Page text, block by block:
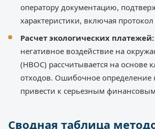
оператору документацию,
характеристики, включая
Расчет экологических платежей:
негативное воздействие на
(НВОС) рассчитывается на основе
отходов. Ошибочное определение
привести к серьезным
Сводная таблица